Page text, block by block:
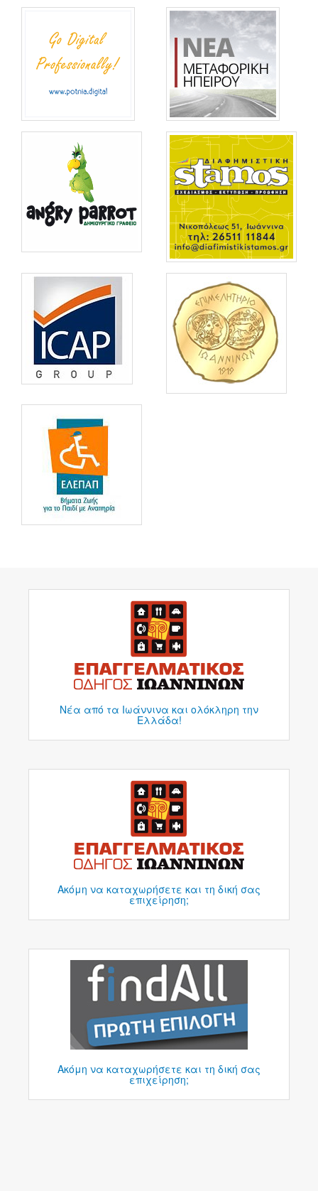
Νέα από τα Ιωάννινα και ολόκληρη την
Ελλάδα!
Ακόμη να καταχωρήσετε και τη δική σας
επιχείρηση;
Ακόμη να καταχωρήσετε και τη δική σας
επιχείρηση;